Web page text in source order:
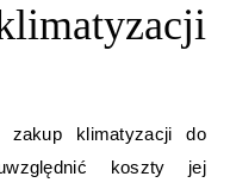
klimatyzacji do
koszty jej